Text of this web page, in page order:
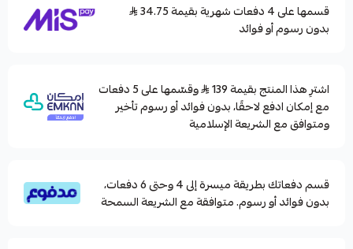
قسمها على 4 دفعات شهرية بقيمة 34.75
بدون رسوم أو فوائد
اشترِ هذا المنتج بقيمة 139
وقسّمها على 5 دفعات
مع إمكان ادفع لاحقًا، بدون فوائد أو رسوم تأخير
ومتوافق مع الشريعة الإسلامية
قسم دفعاتك بطريقة ميسرة إلى 4 وحتى 6 دفعات،
بدون فوائد أو رسوم. متوافقة مع الشريعة السمحة